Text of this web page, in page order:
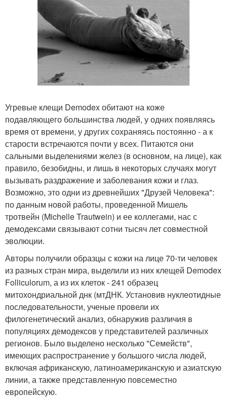
Угревые клещи Demodex обитают на коже
подавляющего большинства людей, у одних появляясь
время от времени, у других сохраняясь постоянно - а к
старости встречаются почти у всех. Питаются они
сальными выделениями желез (в основном, на лице), как
правило, безобидны, и лишь в некоторых случаях могут
вызывать раздражение и заболевания кожи и глаз.
Возможно, это одни из древнейших "Друзей Человека":
по данным новой работы, проведенной Мишель
тротвейн (Michelle Trautwein) и ее коллегами, нас с
демодексами связывают сотни тысяч лет совместной
эволюции.
Авторы получили образцы с кожи на лице 70-ти человек
из разных стран мира, выделили из них клещей Demodex
Folliculorum, а из их клеток - 241 образец
митохондриальной днк (мтДНК. Установив нуклеотидные
последовательности, ученые провели их
филогенетический анализ, обнаружив различия в
популяциях демодексов у представителей различных
регионов. Было выделено несколько "Семейств",
имеющих распространение у большого числа людей,
включая африканскую, латиноамериканскую и азиатскую
линии, а также представленную повсеместно
европейскую.